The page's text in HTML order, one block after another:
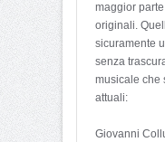
maggior
originali.
sicuramente
senza
musicale che
attuali:
Giovanni